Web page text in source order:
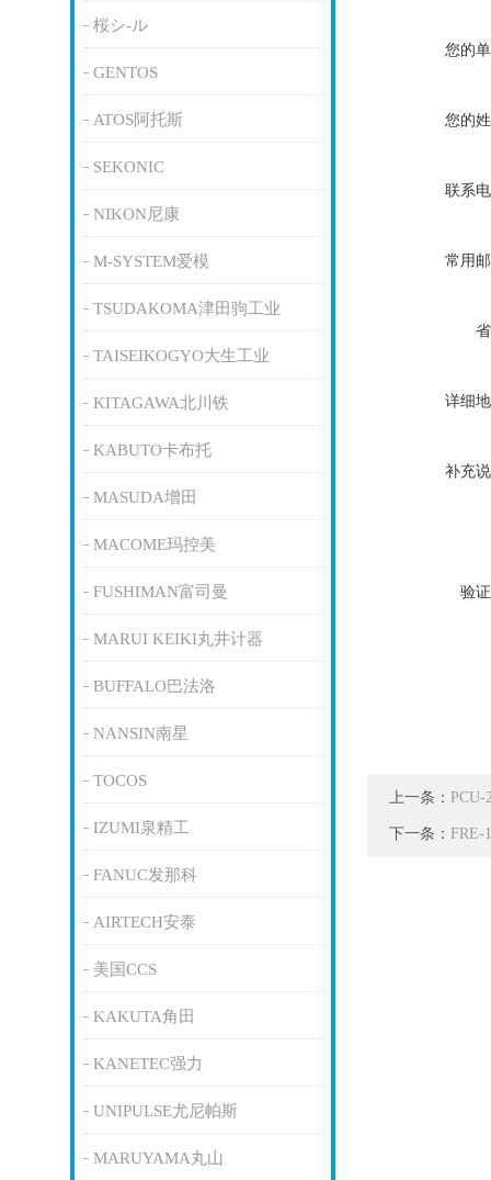
桜シ-ル
GENTOS
ATOS阿托斯
SEKONIC
NIKON尼康
M-SYSTEM爱模
TSUDAKOMA津田驹工业
TAISEIKOGYO大生工业
KITAGAWA北川铁
KABUTO卡布托
MASUDA增田
MACOME玛控美
FUSHIMAN富司曼
MARUI KEIKI丸井计器
BUFFALO巴法洛
NANSIN南星
TOCOS
IZUMI泉精工
FANUC发那科
AIRTECH安泰
美国CCS
KAKUTA角田
KANETEC强力
UNIPULSE尤尼帕斯
MARUYAMA丸山
您的
您的
联系
常用
详细
补充
验
上一条：
下一条： FRE-